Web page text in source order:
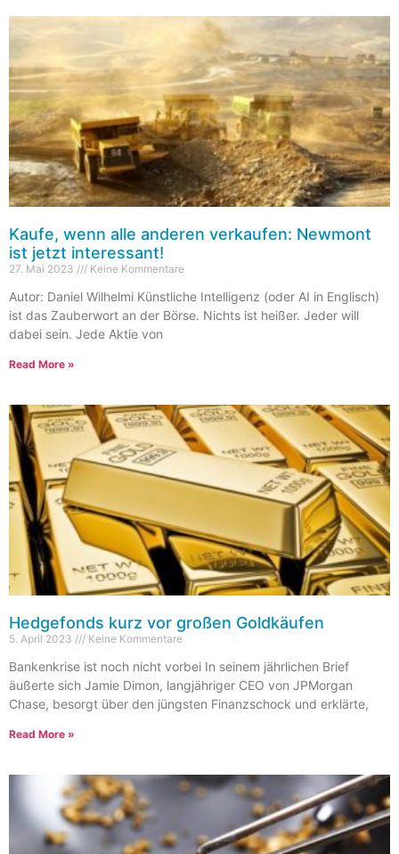
Kaufe, wenn alle anderen verkaufen: Newmont
ist jetzt interessant!
27. Mai 2023 Keine Kommentare
Autor: Daniel Wilhelmi Künstliche Intelligenz (oder AI in Englisch)
ist das Zauberwort an der Börse. Nichts ist heißer. Jeder will
dabei sein. Jede Aktie von
Read More »
Hedgefonds kurz vor großen Goldkäufen
5. April 2023 Keine Kommentare
Bankenkrise ist noch nicht vorbei In seinem jährlichen Brief
äußerte sich Jamie Dimon, langjähriger CEO von JPMorgan
Chase, besorgt über den jüngsten Finanzschock und erklärte,
Read More »